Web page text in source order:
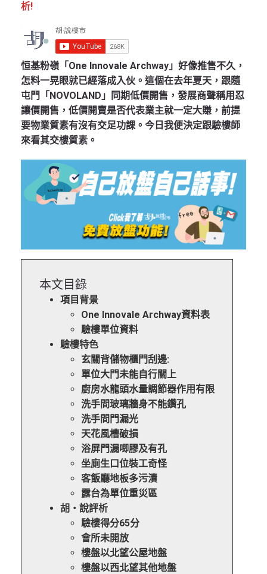
析!
恒基粉嶺「One Innovale Archway」好像推售不久，
怎料一晃眼就已經落成入伙。這個在去年夏天，跟隨
屯門「NOVOLAND」同期低價開售，發展商聲稱用忍
讓價開售，低價開賣是否代表業主就一定大賺，前提
要物業質素有沒有交足功課。今日我便決定跟驗樓師
來看其交樓質素。
本文目錄
項目背景
One Innovale Archway資料表
驗樓單位資料
驗樓特色
玄關背儲物櫃門刮邊:
單位大門未能自行關上
廚房水龍頭水量調節器作用有限
洗手間玻璃牆身不能鑽孔
洗手間門漏光
天花風槽破損
浴屏門漏唧膠及有孔
坐廁生口位裝工奇怪
客飯廳地板多污漬
露台為單位重災區
胡‧說評析
驗樓得分65分
會所未開放
樓盤以北望公屋地盤
樓盤以西北望其他地盤